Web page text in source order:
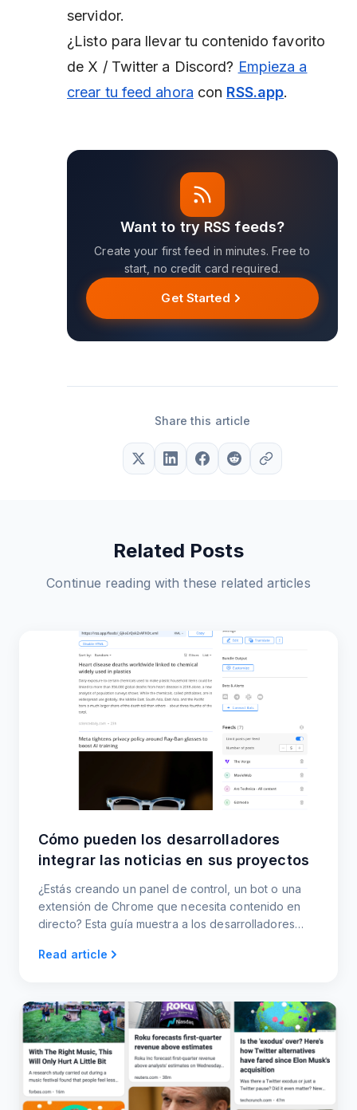
servidor.
¿Listo para llevar tu contenido favorito
de X / Twitter a Discord? Empieza a
crear tu feed ahora con RSS.app.
Want to try RSS feeds?
Create your first feed in minutes. Free to
start, no credit card required.
Get Started
Share this article
Related Posts
Continue reading with these related articles
Cómo pueden los desarrolladores
integrar las noticias en sus proyectos
¿Estás creando un panel de control, un bot o una
extensión de Chrome que necesita contenido en
directo? Esta guía muestra a los desarrolladores
noticias limpia y de actualización automática
Read article